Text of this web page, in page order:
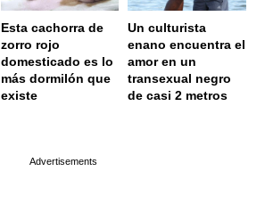
Esta cachorra de
zorro rojo
domesticado es lo
más dormilón que
existe
Un culturista
enano encuentra el
amor en un
transexual negro
de casi 2 metros